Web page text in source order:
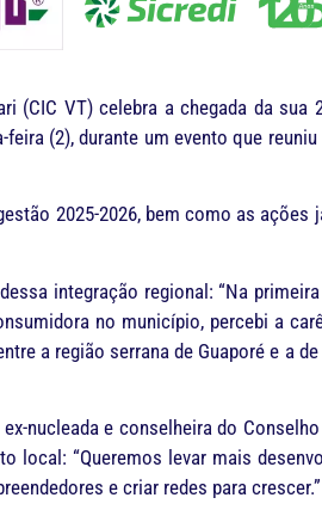
(CIC VT) celebra a chegada da
(2), durante um evento que
2025-2026, bem como as
integração regional: “Na
no município, percebi a
a região serrana de Guaporé e a
nucleada e conselheira do
local: “Queremos levar mais
e criar redes para crescer.”